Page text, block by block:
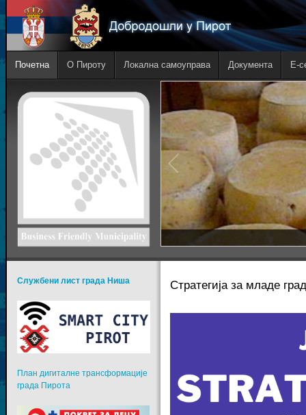
Почетна О Пироту Локална самоуправа Документа E-
Стратегија за младе
Службени лист града Ниша
План дигиталне трансформације
града Пирота